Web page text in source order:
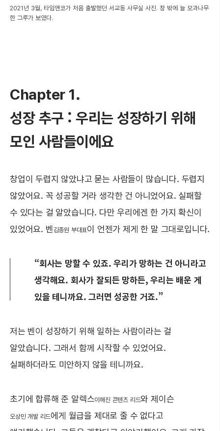
2021년 3월, 타임앤코가 처음 출발했던 서교동 사무실 사진. 창 밖에 늘 모과나무
한 그루가 보였다.
Chapter 1.
성장 추구 : 우리는 성장하기 위해
모인 사람들이에요
창업이 두렵지 않았냐고 묻는 사람들이 많습니다. 두렵지
않았어요. 꼭 성공할 거라 생각한 건 아니었어요. 실패할
수 있다는 걸 알았습니다. 다만 우리에겐 한 가지 확신이
있었어요. 벤김종원 부대표이 언젠가 제게 한 말 그대로입니다.
“회사는 망할 수 있죠. 우리가 망하는 건 아니라고
생각해요. 회사가 잘되든 망하든, 우리는 배운 게
있을 테니까요. 그러면 성공한 거죠.”
저는 벤이 성장하기 위해 일하는 사람이라는 걸
알았습니다. 그래서 함께 시작할 수 있었어요.
실패하더라도 미안하지 않을 테니까요.
초기에 합류해 준 알렉스이해진 콘텐츠 리드와 제이슨
오상민 개발 리드에게 월급을 제대로 줄 수 없다고